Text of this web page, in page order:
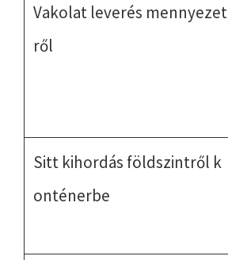
Vakolat leverés mennyezet
ről
Sitt kihordás földszintről k
onténerbe